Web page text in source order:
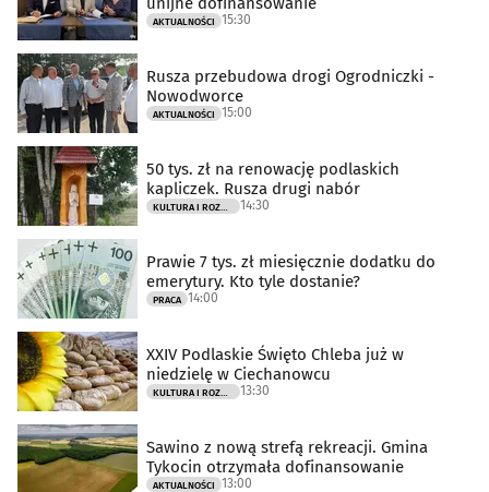
AKTUALNOŚCI 15:30
Rusza przebudowa drogi Ogrodniczki -
Nowodworce
AKTUALNOŚCI 15:00
50 tys. zł na renowację podlaskich
kapliczek. Rusza drugi nabór
14:30
Prawie 7 tys. zł miesięcznie dodatku do
emerytury. Kto tyle dostanie?
PRACA 14:00
XXIV Podlaskie Święto Chleba już w
niedzielę w Ciechanowcu
13:30
Sawino z nową strefą rekreacji. Gmina
Tykocin otrzymała dofinansowanie
AKTUALNOŚCI 13:00